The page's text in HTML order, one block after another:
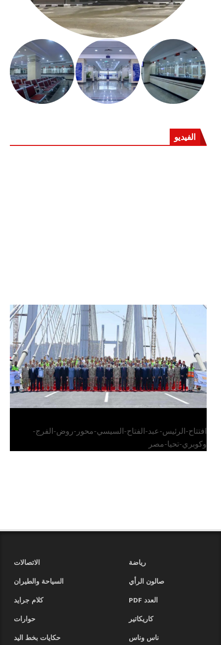
الفيديو
الرئيس عبد الفتاح السيسي يفتتح محور روض الفرج
وكوبري تحيا مصر
افتتاح-الرئيس-عبد-الفتاح-السيسي-محور-روض-الفرج-
وكوبري-تحيا-مصر
رياضة
الاتصالات
صالون الرأي
السياحة والطيران
العدد PDF
كلام جرايد
كاريكاتير
حوارات
ناس وناس
حكايات بخط اليد